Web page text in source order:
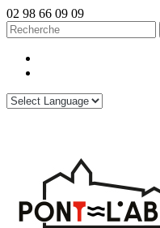
02 98 66 09 09